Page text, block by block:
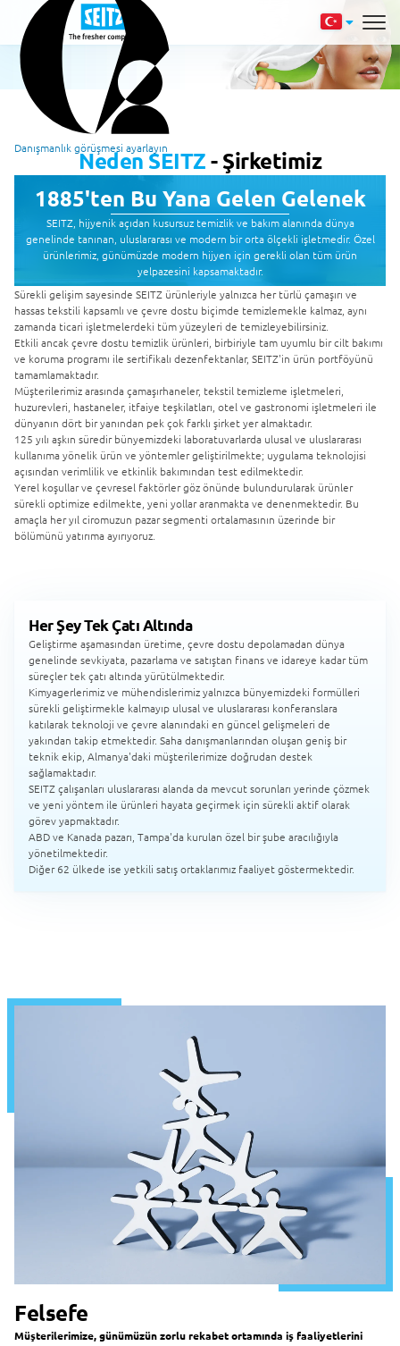
Danışmanlık görüşmesi ayarlayın
Neden SEITZ- Şirketimiz
1885'ten Bu Yana Gelen Gelenek
SEITZ, hijyenik açıdan kusursuz temizlik ve bakım alanında dünya
genelinde tanınan, uluslararası ve modern bir orta ölçekli işletmedir. Özel
ürünlerimiz, günümüzde modern hijyen için gerekli olan tüm ürün
yelpazesini kapsamaktadır.
Sürekli gelişim sayesinde SEITZ ürünleriyle yalnızca her türlü çamaşırı ve
hassas tekstili kapsamlı ve çevre dostu biçimde temizlemekle kalmaz, aynı
zamanda ticari işletmelerdeki tüm yüzeyleri de temizleyebilirsiniz.
Etkili ancak çevre dostu temizlik ürünleri, birbiriyle tam uyumlu bir cilt bakımı
ve koruma programı ile sertifikalı dezenfektanlar, SEITZ'in ürün portföyünü
tamamlamaktadır.
Müşterilerimiz arasında çamaşırhaneler, tekstil temizleme işletmeleri,
huzurevleri, hastaneler, itfaiye teşkilatları, otel ve gastronomi işletmeleri ile
dünyanın dört bir yanından pek çok farklı şirket yer almaktadır.
125 yılı aşkın süredir bünyemizdeki laboratuvarlarda ulusal ve uluslararası
kullanıma yönelik ürün ve yöntemler geliştirilmekte; uygulama teknolojisi
açısından verimlilik ve etkinlik bakımından test edilmektedir.
Yerel koşullar ve çevresel faktörler göz önünde bulundurularak ürünler
sürekli optimize edilmekte, yeni yollar aranmakta ve denenmektedir. Bu
amaçla her yıl ciromuzun pazar segmenti ortalamasının üzerinde bir
bölümünü yatırıma ayırıyoruz.
Her Şey Tek Çatı Altında
Geliştirme aşamasından üretime, çevre dostu depolamadan dünya
genelinde sevkiyata, pazarlama ve satıştan finans ve idareye kadar tüm
süreçler tek çatı altında yürütülmektedir.
Kimyagerlerimiz ve mühendislerimiz yalnızca bünyemizdeki formülleri
sürekli geliştirmekle kalmayıp ulusal ve uluslararası konferanslara
katılarak teknoloji ve çevre alanındaki en güncel gelişmeleri de
yakından takip etmektedir. Saha danışmanlarından oluşan geniş bir
teknik ekip, Almanya'daki müşterilerimize doğrudan destek
sağlamaktadır.
SEITZ çalışanları uluslararası alanda da mevcut sorunları yerinde çözmek
ve yeni yöntem ile ürünleri hayata geçirmek için sürekli aktif olarak
görev yapmaktadır.
ABD ve Kanada pazarı, Tampa'da kurulan özel bir şube aracılığıyla
yönetilmektedir.
Diğer 62 ülkede ise yetkili satış ortaklarımız faaliyet göstermektedir.
Felsefe
Müşterilerimize, günümüzün zorlu rekabet ortamında iş faaliyetlerini